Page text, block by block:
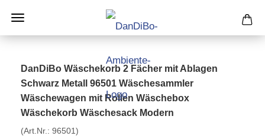
DanDiBo Wäschekorb 2 Fächer mit Ablagen
Schwarz Metall 96501 Wäschesammler
Wäschewagen mit Rollen Wäschebox
Wäschekorb Wäschesack Modern
(Art.Nr.: 96501)